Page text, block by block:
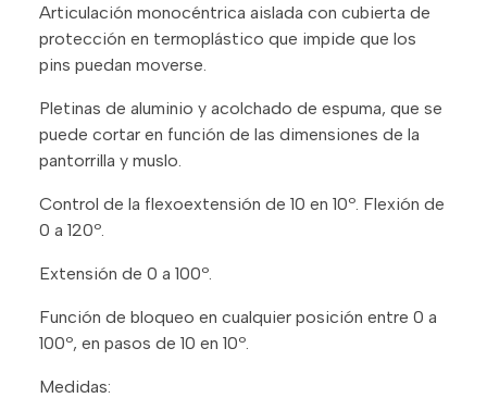
Articulación monocéntrica aislada con cubierta de
protección en termoplástico que impide que los
pins puedan moverse.
Pletinas de aluminio y acolchado de espuma, que se
puede cortar en función de las dimensiones de la
pantorrilla y muslo.
Control de la flexoextensión de 10 en 10º. Flexión de
0 a 120º.
Extensión de 0 a 100º.
Función de bloqueo en cualquier posición entre 0 a
100º, en pasos de 10 en 10º.
Medidas: